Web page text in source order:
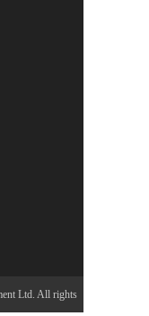
Ltd. All rights